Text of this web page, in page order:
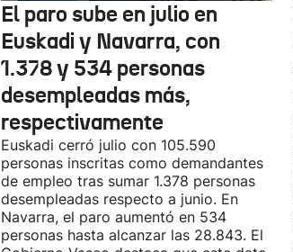
El paro sube en julio en
Euskadi y Navarra, con
1.378 y 534 personas
desempleadas más,
respectivamente
Euskadi cerró julio con 105.590
personas inscritas como demandantes
de empleo tras sumar 1.378 personas
desempleadas respecto a junio. En
Navarra, el paro aumentó en 534
personas hasta alcanzar las 28.843. El